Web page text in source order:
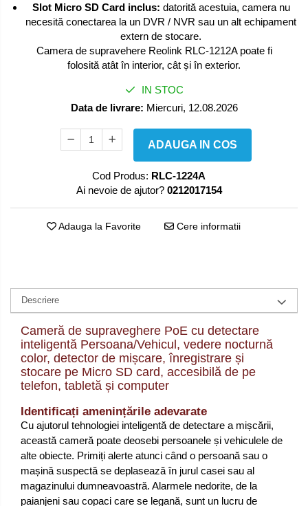
Slot Micro SD Card inclus: datorită acestuia, camera nu
necesită conectarea la un DVR / NVR sau un alt echipament
extern de stocare.
Camera de supravehere Reolink RLC-1212A poate fi
folosită atât în interior, cât și în exterior.
IN STOC
Data de livrare: Miercuri, 12.08.2026
ADAUGA IN COS
Cod Produs: RLC-1224A
Ai nevoie de ajutor? 0212017154
Adauga la Favorite Cere informatii
Descriere
Cameră de supraveghere PoE cu detectare
inteligentă Persoana/Vehicul, vedere nocturnă
color, detector de mișcare, înregistrare și
stocare pe Micro SD card, accesibilă de pe
telefon, tabletă și computer
Identificați amenințările adevarate
Cu ajutorul tehnologiei inteligentă de detectare a mișcării,
această cameră poate deosebi persoanele și vehiculele de
alte obiecte. Primiți alerte atunci când o persoană sau o
mașină suspectă se deplasează în jurul casei sau al
magazinului dumneavoastră. Alarmele nedorite, de la
paianjeni sau copaci care se legană, sunt un lucru de